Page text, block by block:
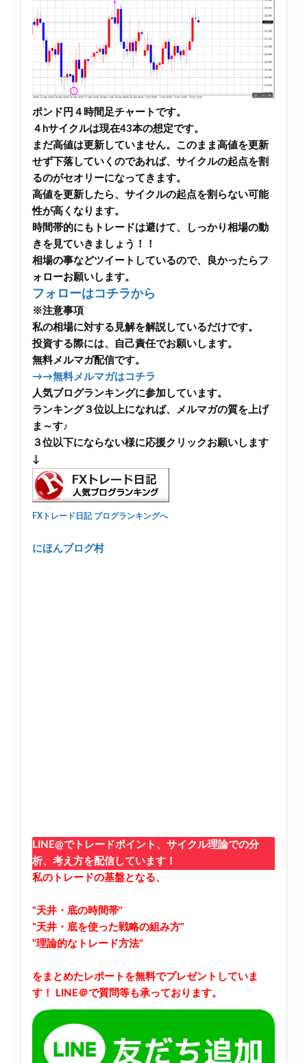
ポンド円４時間足チャートです。
４hサイクルは現在43本の想定です。
まだ高値は更新していません。このまま高値を更新
せず下落していくのであれば、サイクルの起点を割
るのがセオリーになってきます。
高値を更新したら、サイクルの起点を割らない可能
性が高くなります。
時間帯的にもトレードは避けて、しっかり相場の動
きを見ていきましょう！！
相場の事などツイートしているので、良かったらフ
ォローお願いします。
フォローはコチラから
※注意事項
私の相場に対する見解を解説しているだけです。
投資する際には、自己責任でお願いします。
無料メルマガ配信です。
→→無料メルマガはコチラ
人気ブログランキングに参加しています。
ランキング３位以上になれば、メルマガの質を上げ
ま～す♪
３位以下にならない様に応援クリックお願いします
↓
FXトレード日記 ブログランキングへ
にほんブログ村
LINE@でトレードポイント、サイクル理論での分
析、考え方を配信しています！
私のトレードの基盤となる、
"天井・底の時間帯"
"天井・底を使った戦略の組み方"
"理論的なトレード方法"
をまとめたレポートを無料でプレゼントしていま
す！
LINE＠で質問等も承っております。